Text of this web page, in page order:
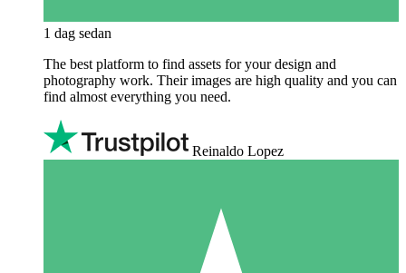
1 dag sedan
The best platform to find assets for your design and
photography work. Their images are high quality and you can
find almost everything you need.
Reinaldo Lopez